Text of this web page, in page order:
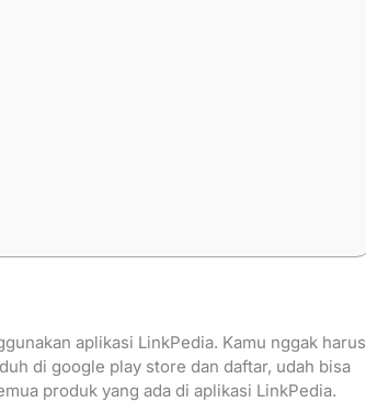
aplikasi LinkPedia. Kamu nggak harus
di google play store dan daftar, udah bisa
produk yang ada di aplikasi LinkPedia.